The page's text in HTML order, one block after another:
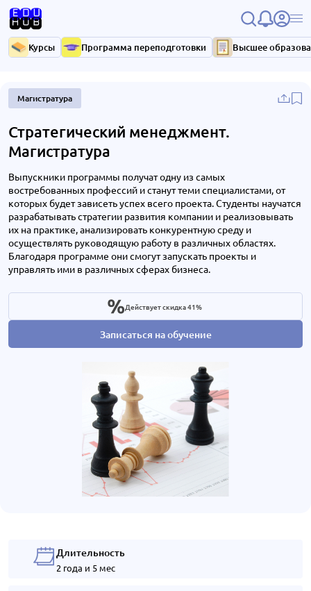
Курсы Программа переподготовки Высшее
Магистратура
Стратегический менеджмент.
Магистратура
Выпускники программы получат одну из самых
востребованных профессий и станут теми специалистами, от
которых будет зависеть успех всего проекта. Студенты научатся
разрабатывать стратегии развития компании и реализовывать
их на практике, анализировать конкурентную среду и
осуществлять руководящую работу в различных областях.
Благодаря программе они смогут запускать проекты и
управлять ими в различных сферах бизнеса.
Записаться на обучение
Действует скидка 41%
Длительность
2 года и 5 мес